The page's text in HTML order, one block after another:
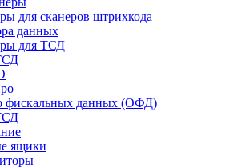
для сканеров штрихкода
данных
для ТСД
фискальных данных (ОФД)
ящики